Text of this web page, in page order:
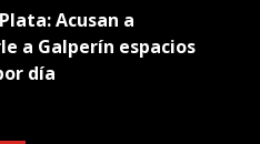
Acusan a
a Galperín espacios
día